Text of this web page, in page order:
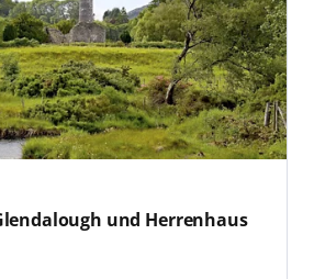
und Herrenhaus